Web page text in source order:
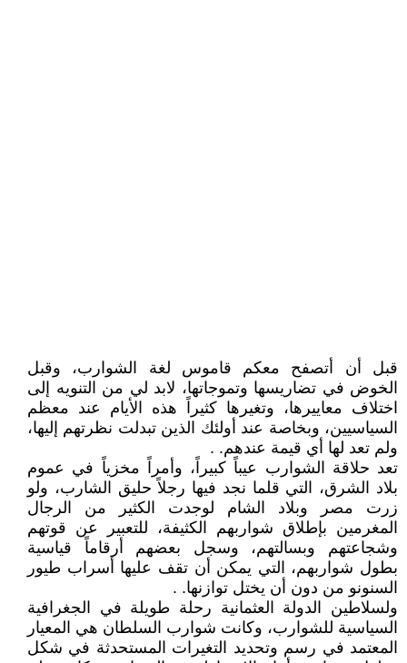
قبل أن أتصفح معكم قاموس لغة الشوارب، وقبل
الخوض في تضاريسها وتموجاتها، لابد لي من التنويه إلى
اختلاف معاييرها، وتغيرها كثيراً هذه الأيام عند معظم
السياسيين، وبخاصة عند أولئك الذين تبدلت نظرتهم إليها،
ولم تعد لها أي قيمة عندهم. .
تعد حلاقة الشوارب عيباً كبيراً، وأمراً مخزياً في عموم
بلاد الشرق، التي قلما نجد فيها رجلاً حليق الشارب، ولو
زرت مصر وبلاد الشام لوجدت الكثير من الرجال
المغرمين بإطلاق شواربهم الكثيفة، للتعبير عن قوتهم
وشجاعتهم وبسالتهم، وسجل بعضهم أرقاماً قياسية
بطول شواربهم، التي يمكن أن تقف عليها أسراب طيور
السنونو من دون أن يختل توازنها. .
ولسلاطين الدولة العثمانية رحلة طويلة في الجغرافية
السياسية للشوارب، وكانت شوارب السلطان هي المعيار
المعتمد في رسم وتحديد التغيرات المستحدثة في شكل